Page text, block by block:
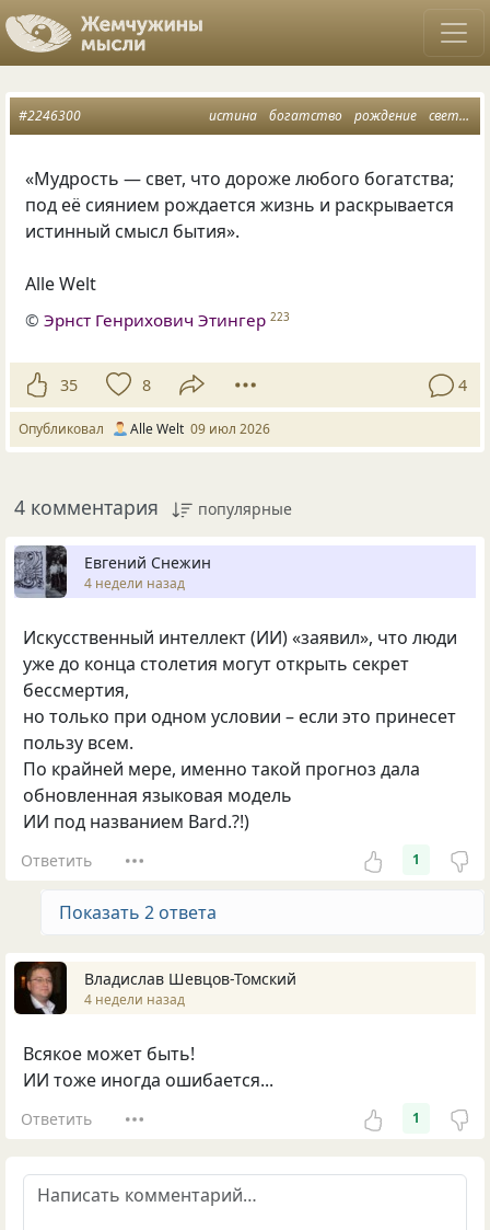
истина богатство рождение свет
#2246300
«Мудрость — свет, что дороже любого богатства;
под её сиянием рождается жизнь и раскрывается
истинный смысл бытия».
Alle Welt
©Эрнст Генрихович Этингер 223
35 8 4
Опубликовал Alle Welt 09 июл 2026
4 комментария популярные
Евгений Снежин
4 недели назад
Искусственный интеллект (ИИ) «заявил», что люди
уже до конца столетия могут открыть секрет
бессмертия,
но только при одном условии – если это принесет
пользу всем.
По крайней мере, именно такой прогноз дала
обновленная языковая модель
ИИ под названием Bard.?!)
Ответить 1
Показать 2 ответа
Владислав Шевцов-Томский
4 недели назад
Всякое может быть!
ИИ тоже иногда ошибается...
Ответить 1